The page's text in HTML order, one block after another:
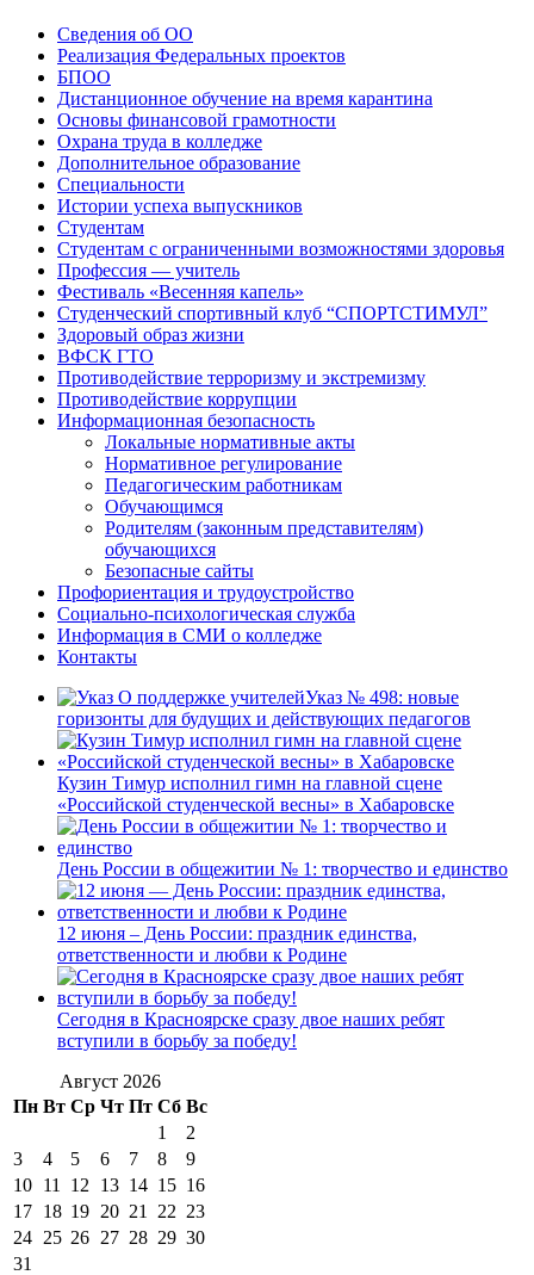
Сведения об ОО
Реализация Федеральных проектов
БПОО
Дистанционное обучение на время карантина
Основы финансовой грамотности
Охрана труда в колледже
Дополнительное образование
Специальности
Истории успеха выпускников
Студентам
Студентам с ограниченными возможностями здоровья
Профессия — учитель
Фестиваль «Весенняя капель»
Студенческий спортивный клуб “СПОРТСТИМУЛ”
Здоровый образ жизни
ВФСК ГТО
Противодействие терроризму и экстремизму
Противодействие коррупции
Информационная безопасность
Локальные нормативные акты
Нормативное регулирование
Педагогическим работникам
Обучающимся
Родителям (законным представителям)
обучающихся
Безопасные сайты
Профориентация и трудоустройство
Социально-психологическая служба
Информация в СМИ о колледже
Контакты
Указ № 498: новые
горизонты для будущих и действующих педагогов
Кузин Тимур исполнил гимн на главной сцене
«Российской студенческой весны» в Хабаровске
День России в общежитии № 1: творчество и единство
12 июня – День России: праздник единства,
ответственности и любви к Родине
Сегодня в Красноярске сразу двое наших ребят
вступили в борьбу за победу!
Август 2026
Пн Вт Ср Чт Пт Сб Вс
1
2
3
4 5 6 7 8
9
10 11 12 13 14 15 16
17 18 19 20 21 22 23
24 25 26 27 28 29 30
31